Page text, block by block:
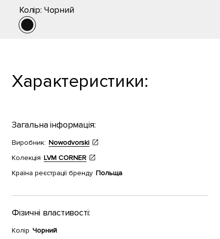
Колір: Чорний
Характеристики:
Загальна інформація:
Виробник: Nowodvorski
Колекція LVM CORNER
Країна реєстрації бренду Польща
Фізичні властивості:
Колір Чорний